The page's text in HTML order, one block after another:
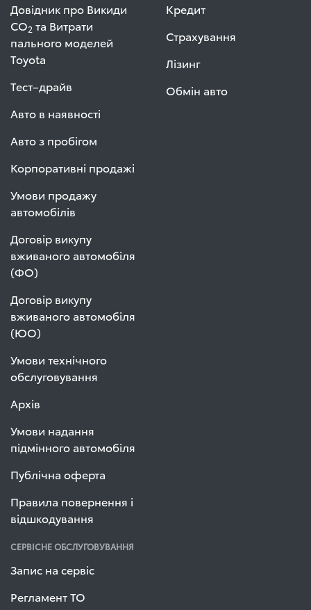
Довідник про Викиди
СО2 та Витрати
пального моделей
Toyota
Тест–драйв
Авто в наявності
Авто з пробігом
Корпоративні продажі
Умови продажу
автомобілів
Договір викупу
вживаного автомобіля
(ФО)
Договір викупу
вживаного автомобіля
(ЮО)
Умови технічного
обслуговування
Архів
Умови надання
підмінного автомобіля
Публічна оферта
Правила повернення і
відшкодування
Кредит
Страхування
Лізинг
Обмін авто
СЕРВІСНЕ ОБСЛУГОВУВАННЯ
Запис на сервіс
Регламент ТО